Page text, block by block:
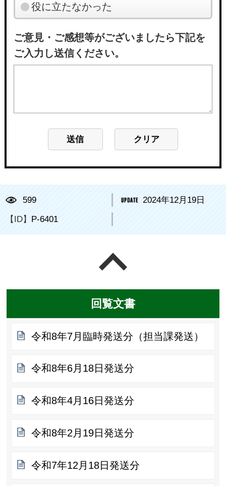
役に立たなかった
ご意見・ご感想等がございましたら下記を
ご入力し送信ください。
599 2024年12月19日
【ID】 P-6401
回覧文書
令和8年7月臨時発送分（担当課発送）
令和8年6月18日発送分
令和8年4月16日発送分
令和8年2月19日発送分
令和7年12月18日発送分